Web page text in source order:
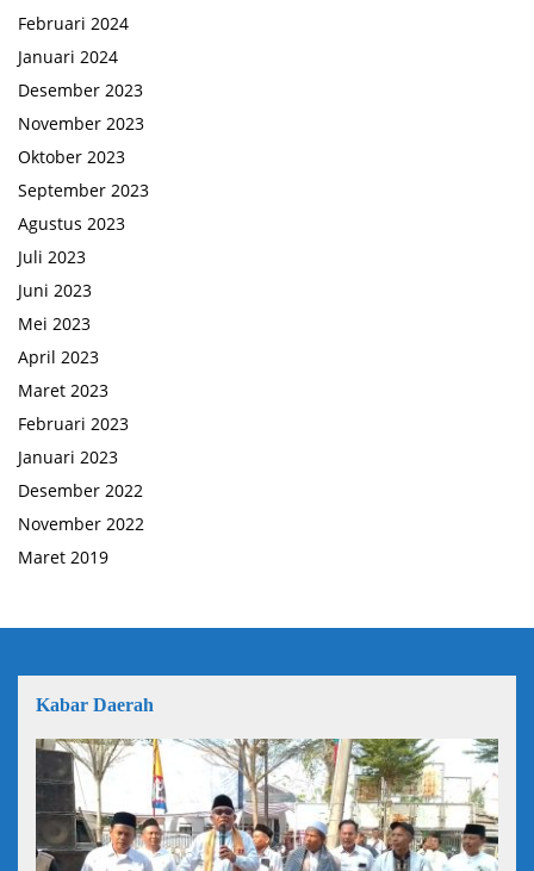
Februari 2024
Januari 2024
Desember 2023
November 2023
Oktober 2023
September 2023
Agustus 2023
Juli 2023
Juni 2023
Mei 2023
April 2023
Maret 2023
Februari 2023
Januari 2023
Desember 2022
November 2022
Maret 2019
Kabar Daerah